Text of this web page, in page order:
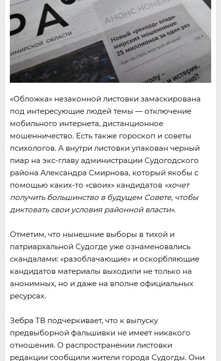
«Обложка» незаконной листовки замаскирована
под интересующие людей темы — отключение
мобильного интернета, дистанционное
мошенничество. Есть также гороскоп и советы
психологов. А внутри листовки упакован черный
пиар на экс-главу администрации Судогодского
района Александра Смирнова, который якобы с
помощью каких-то «своих» кандидатов «хочет
получить большинство в будущем Совете, чтобы
диктовать свои условия районной власти».
Отметим, что нынешние выборы в тихой и
патриархальной Судогде уже ознаменовались
скандалами: «разоблачающие» и оскорбляющие
кандидатов материалы выходили не только на
анонимных, но и даже на вполне официальных
ресурсах.
Зебра ТВ подчеркивает, что к выпуску
предвыборной фальшивки не имеет никакого
отношения. О распространении листовки
редакции сообщили жители города Судогды. Они